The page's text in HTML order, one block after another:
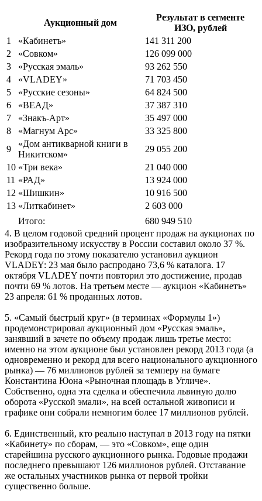
Аукционный дом
Результат в сегменте
ИЗО, рублей
1
«Кабинетъ»
141 311 200
2
«Совком»
126 099 000
3
«Русская эмаль»
93 262 550
4
«VLADEY»
71 703 450
5
«Русские сезоны»
64 824 500
6
«ВЕАД»
37 387 310
7
«Знакъ-Арт»
35 497 000
8
«Магнум Арс»
33 325 800
9
«Дом антикварной книги в
Никитском»
29 055 200
10 «Три века»
21 040 000
11 «РАД»
13 924 000
12 «Шишкин»
10 916 500
13 «Литкабинет»
2 603 000
Итого:
680 949 510
4. В целом годовой средний процент продаж на аукционах по
изобразительному искусству в России составил около 37 %.
Рекорд года по этому показателю установил аукцион
VLADEY: 23 мая было распродано 73,6 % каталога. 17
октября VLADEY почти повторил это достижение, продав
почти 69 % лотов. На третьем месте — аукцион «Кабинетъ»
23 апреля: 61 % проданных лотов.
5. «Самый быстрый круг» (в терминах «Формулы 1»)
продемонстрировал аукционный дом «Русская эмаль»,
занявший в зачете по объему продаж лишь третье место:
именно на этом аукционе был установлен рекорд 2013 года (а
одновременно и рекорд для всего национального аукционного
рынка) — 76 миллионов рублей за темперу на бумаге
Константина Юона «Рыночная площадь в Угличе».
Собственно, одна эта сделка и обеспечила львиную долю
оборота «Русской эмали», на всей остальной живописи и
графике они собрали немногим более 17 миллионов рублей.
6. Единственный, кто реально наступал в 2013 году на пятки
«Кабинету» по сборам, — это «Совком», еще один
старейшина русского аукционного рынка. Годовые продажи
последнего превышают 126 миллионов рублей. Отставание
же остальных участников рынка от первой тройки
существенно больше.